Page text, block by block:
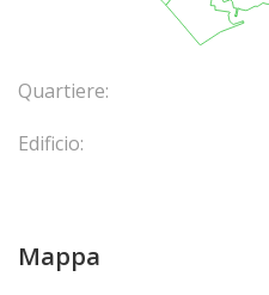
Quartiere:
Edificio:
Mappa